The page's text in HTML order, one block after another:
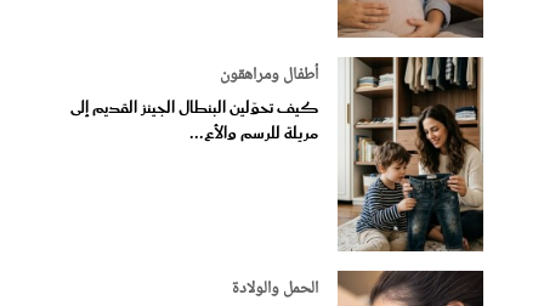
أطفال ومراهقون
كيف تحوّلين البنطال الجينز القديم إلى
مريلة للرسم والأع...
الحمل والولادة